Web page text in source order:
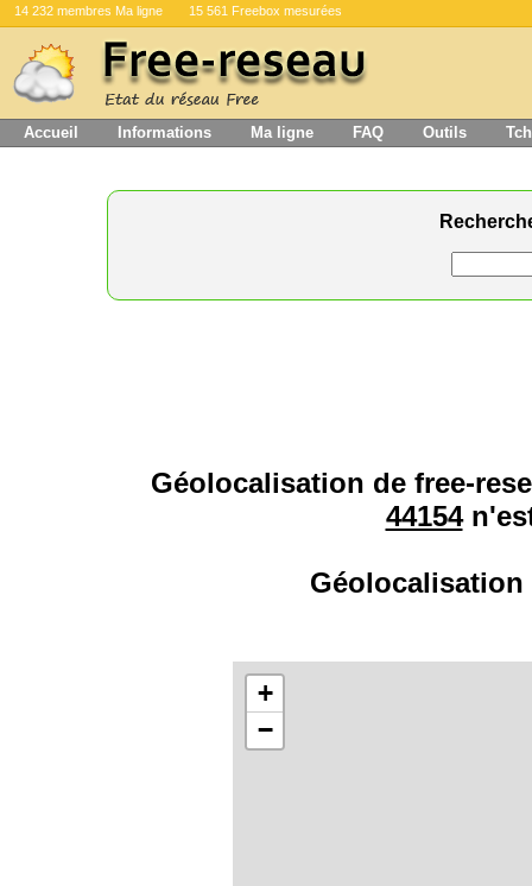
14 232 membres Ma ligne 15 561 Freebox mesurées
Accueil Informations Ma ligne FAQ Outils
Géolocalisation de free-
44154
+
−